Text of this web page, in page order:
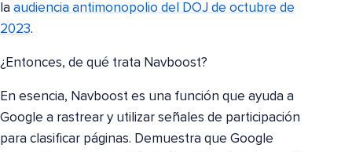
la audiencia antimonopolio del DOJ de octubre de
2023.
¿Entonces, de qué trata Navboost?
En esencia, Navboost es una función que ayuda a
Google a rastrear y utilizar señales de participación
para clasificar páginas. Demuestra que Google